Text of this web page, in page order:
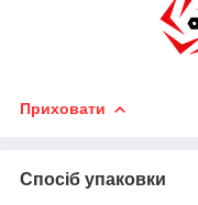
Приховати
Спосіб упаковки